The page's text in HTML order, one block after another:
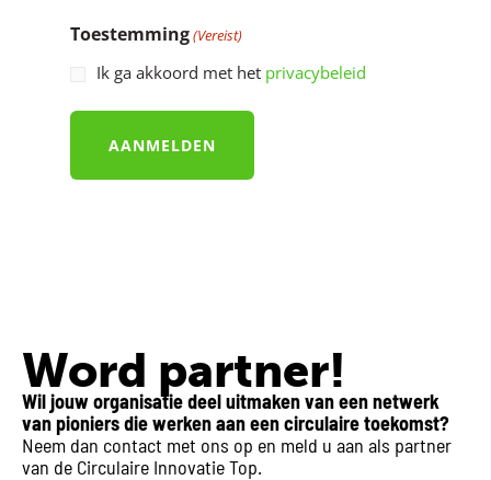
Toestemming(Vereist)
Ik ga akkoord met het privacybeleid
Word partner!
Wil jouw organisatie deel uitmaken van een netwerk
van pioniers die werken aan een circulaire toekomst?
Neem dan contact met ons op en meld u aan als partner
van de Circulaire Innovatie Top.